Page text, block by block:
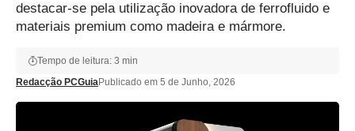
destacar-se pela utilização inovadora de ferrofluido e
materiais premium como madeira e mármore.
Redacção PCGuiaPublicado em 5 de Junho, 2026
Tempo de leitura: 3 min